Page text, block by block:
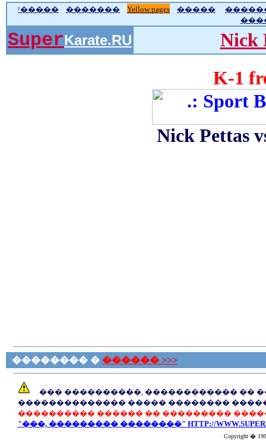
ʸ����� ������� Yellow pages �����
SuperKarate.RU
Nick
K-1
Nick Pettas
�������� � ������ >>>
��� ����������, ������������ ��
�������������� ����� ��������
���������� ������ �� ���������
"���, ��������� ��������" HTTP://
Copyright �